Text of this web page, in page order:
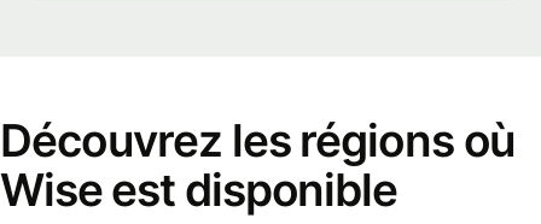
Découvrez les régions où
Wise est disponible